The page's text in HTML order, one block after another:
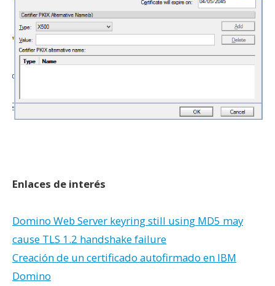
Enlaces de interés
Domino Web Server keyring still using MD5 may
cause TLS 1.2 handshake failure
Creación de un certificado autofirmado en IBM
Domino